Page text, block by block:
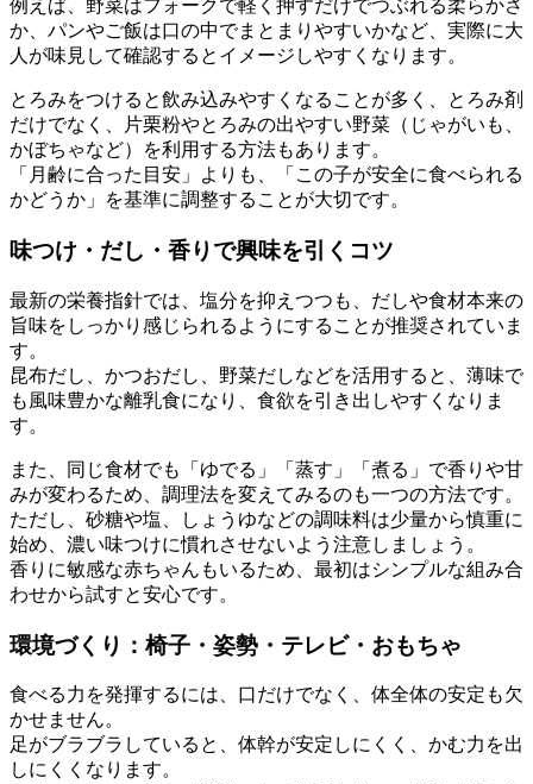
例えば、野菜はフォークで軽く押すだけでつぶれる柔らかさ
か、パンやご飯は口の中でまとまりやすいかなど、実際に大
人が味見して確認するとイメージしやすくなります。
とろみをつけると飲み込みやすくなることが多く、とろみ剤
だけでなく、片栗粉やとろみの出やすい野菜（じゃがいも、
かぼちゃなど）を利用する方法もあります。
「月齢に合った目安」よりも、「この子が安全に食べられる
かどうか」を基準に調整することが大切です。
味つけ・だし・香りで興味を引くコツ
最新の栄養指針では、塩分を抑えつつも、だしや食材本来の
旨味をしっかり感じられるようにすることが推奨されていま
す。
昆布だし、かつおだし、野菜だしなどを活用すると、薄味で
も風味豊かな離乳食になり、食欲を引き出しやすくなりま
す。
また、同じ食材でも「ゆでる」「蒸す」「煮る」で香りや甘
みが変わるため、調理法を変えてみるのも一つの方法です。
ただし、砂糖や塩、しょうゆなどの調味料は少量から慎重に
始め、濃い味つけに慣れさせないよう注意しましょう。
香りに敏感な赤ちゃんもいるため、最初はシンプルな組み合
わせから試すと安心です。
環境づくり：椅子・姿勢・テレビ・おもちゃ
食べる力を発揮するには、口だけでなく、体全体の安定も欠
かせません。
足がブラブラしていると、体幹が安定しにくく、かむ力を出
しにくくなります。